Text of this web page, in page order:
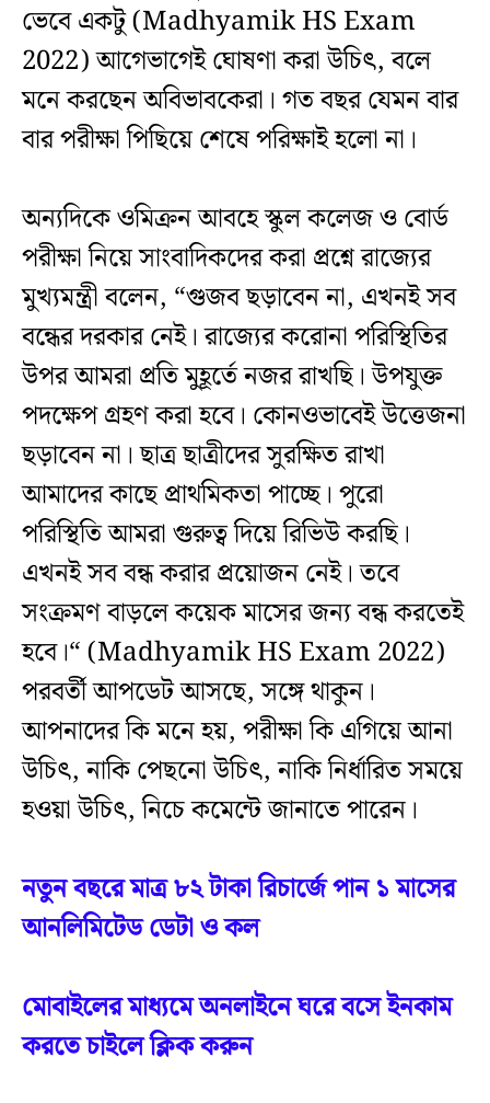
ভেবে একটু (Madhyamik HS Exam
2022) আগেভাগেই ঘোষণা করা উচিৎ, বলে
মনে করছেন অবিভাবকেরা। গত বছর যেমন বার
বার পরীক্ষা পিছিয়ে শেষে পরিক্ষাই হলো না।
অন্যদিকে ওমিক্রন আবহে স্কুল কলেজ ও বোর্ড
পরীক্ষা নিয়ে সাংবাদিকদের করা প্রশ্নে রাজ্যের
মুখ্যমন্ত্রী বলেন, “গুজব ছড়াবেন না, এখনই সব
বন্ধের দরকার নেই। রাজ্যের করোনা পরিস্থিতির
উপর আমরা প্রতি মুহূর্তে নজর রাখছি। উপযুক্ত
পদক্ষেপ গ্রহণ করা হবে। কোনওভাবেই উত্তেজনা
ছড়াবেন না। ছাত্র ছাত্রীদের সুরক্ষিত রাখা
আমাদের কাছে প্রাথমিকতা পাচ্ছে। পুরো
পরিস্থিতি আমরা গুরুত্ব দিয়ে রিভিউ করছি।
এখনই সব বন্ধ করার প্রয়োজন নেই। তবে
সংক্রমণ বাড়লে কয়েক মাসের জন্য বন্ধ করতেই
হবে।“ (Madhyamik HS Exam 2022)
পরবর্তী আপডেট আসছে, সঙ্গে থাকুন।
আপনাদের কি মনে হয়, পরীক্ষা কি এগিয়ে আনা
উচিৎ, নাকি পেছনো উচিৎ, নাকি নির্ধারিত সময়ে
হওয়া উচিৎ, নিচে কমেন্টে জানাতে পারেন।
নতুন বছরে মাত্র ৮২ টাকা রিচার্জে পান ১ মাসের
আনলিমিটেড ডেটা ও কল
মোবাইলের মাধ্যমে অনলাইনে ঘরে বসে ইনকাম
করতে চাইলে ক্লিক করুন